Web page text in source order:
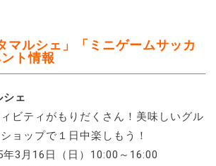
マルシェ」「ミニゲームサッカ
ント情報
ェ
ビティがもりだくさん！美味しいグル
ョップで１日中楽しもう！
年3月16日（日）10:00～16:00